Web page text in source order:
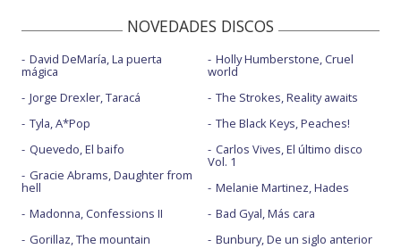
NOVEDADES DISCOS
David DeMaría, La puerta
mágica
Jorge Drexler, Taracá
Tyla, A*Pop
Quevedo, El baifo
Gracie Abrams, Daughter from
hell
Madonna, Confessions II
Gorillaz, The mountain
Holly Humberstone, Cruel
world
The Strokes, Reality awaits
The Black Keys, Peaches!
Carlos Vives, El último disco
Vol. 1
Melanie Martinez, Hades
Bad Gyal, Más cara
Bunbury, De un siglo anterior